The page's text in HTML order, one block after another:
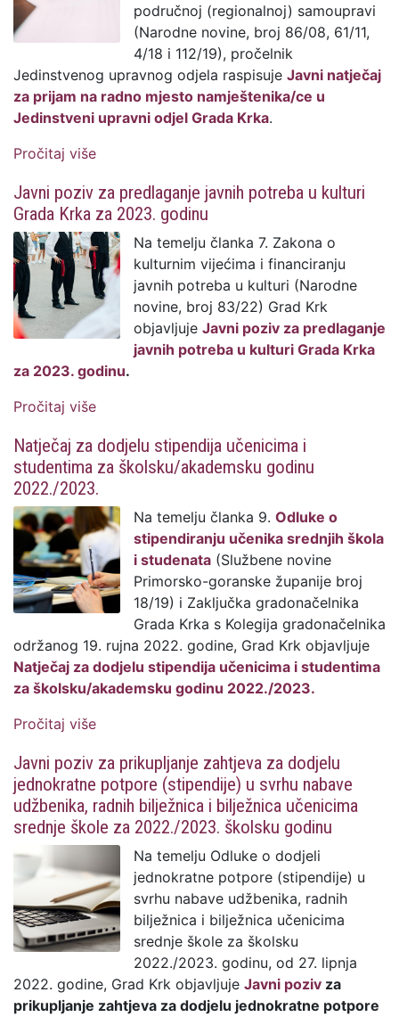
područnoj (regionalnoj) samoupravi
(Narodne novine, broj 86/08, 61/11,
4/18 i 112/19), pročelnik
Jedinstvenog upravnog odjela raspisuje Javni natječaj
za prijam na radno mjesto namještenika/ce u
Jedinstveni upravni odjel Grada Krka.
Pročitaj više
uputama i obavijestima kandidatima)
Javni poziv za predlaganje javnih potreba u kulturi
Grada Krka za 2023. godinu
Na temelju članka 7. Zakona o
kulturnim vijećima i financiranju
javnih potreba u kulturi (Narodne
novine, broj 83/22) Grad Krk
objavljuje Javni poziv za predlaganje
javnih potreba u kulturi Grada Krka
za 2023. godinu.
Pročitaj više
godinu
Natječaj za dodjelu stipendija učenicima i
studentima za školsku/akademsku godinu
2022./2023.
Na temelju članka 9. Odluke o
stipendiranju učenika srednjih škola
i studenata (Službene novine
Primorsko-goranske županije broj
18/19) i Zaključka gradonačelnika
Grada Krka s Kolegija gradonačelnika
održanog 19. rujna 2022. godine, Grad Krk objavljuje
Natječaj za dodjelu stipendija učenicima i studentima
za školsku/akademsku godinu 2022./2023.
Pročitaj više
godinu 2022./2023.
Javni poziv za prikupljanje zahtjeva za dodjelu
jednokratne potpore (stipendije) u svrhu nabave
udžbenika, radnih bilježnica i bilježnica učenicima
srednje škole za 2022./2023. školsku godinu
Na temelju Odluke o dodjeli
jednokratne potpore (stipendije) u
svrhu nabave udžbenika, radnih
bilježnica i bilježnica učenicima
srednje škole za školsku
2022./2023. godinu, od 27. lipnja
2022. godine, Grad Krk objavljuje Javni poziv za
prikupljanje zahtjeva za dodjelu jednokratne potpore